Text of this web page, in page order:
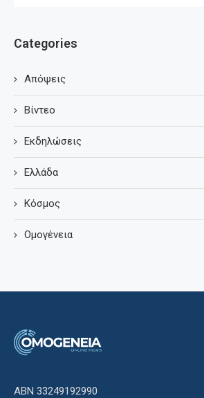
Categories
Απόψεις
Βίντεο
Εκδηλώσεις
Ελλάδα
Κόσμος
Ομογένεια
ΑΒΝ 33249192990